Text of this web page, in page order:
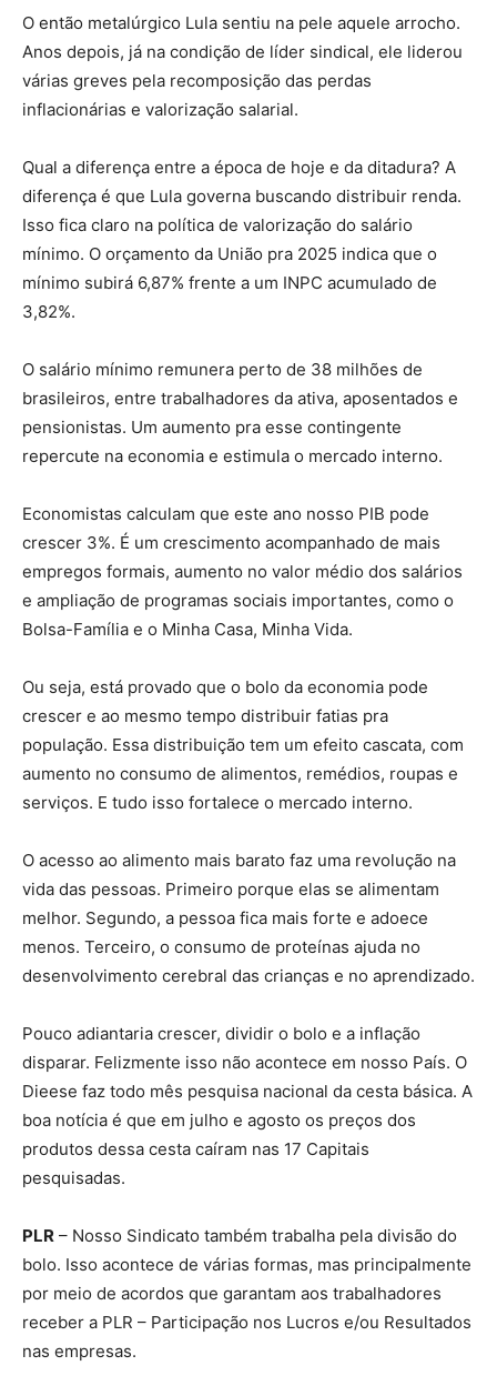
O então metalúrgico Lula sentiu na pele aquele arrocho.
Anos depois, já na condição de líder sindical, ele liderou
várias greves pela recomposição das perdas
inflacionárias e valorização salarial.
Qual a diferença entre a época de hoje e da ditadura? A
diferença é que Lula governa buscando distribuir renda.
Isso fica claro na política de valorização do salário
mínimo. O orçamento da União pra 2025 indica que o
mínimo subirá 6,87% frente a um INPC acumulado de
3,82%.
O salário mínimo remunera perto de 38 milhões de
brasileiros, entre trabalhadores da ativa, aposentados e
pensionistas. Um aumento pra esse contingente
repercute na economia e estimula o mercado interno.
Economistas calculam que este ano nosso PIB pode
crescer 3%. É um crescimento acompanhado de mais
empregos formais, aumento no valor médio dos salários
e ampliação de programas sociais importantes, como o
Bolsa-Família e o Minha Casa, Minha Vida.
Ou seja, está provado que o bolo da economia pode
crescer e ao mesmo tempo distribuir fatias pra
população. Essa distribuição tem um efeito cascata, com
aumento no consumo de alimentos, remédios, roupas e
serviços. E tudo isso fortalece o mercado interno.
O acesso ao alimento mais barato faz uma revolução na
vida das pessoas. Primeiro porque elas se alimentam
melhor. Segundo, a pessoa fica mais forte e adoece
menos. Terceiro, o consumo de proteínas ajuda no
desenvolvimento cerebral das crianças e no aprendizado.
Pouco adiantaria crescer, dividir o bolo e a inflação
disparar. Felizmente isso não acontece em nosso País. O
Dieese faz todo mês pesquisa nacional da cesta básica. A
boa notícia é que em julho e agosto os preços dos
produtos dessa cesta caíram nas 17 Capitais
pesquisadas.
PLR – Nosso Sindicato também trabalha pela divisão do
bolo. Isso acontece de várias formas, mas principalmente
por meio de acordos que garantam aos trabalhadores
receber a PLR – Participação nos Lucros e/ou Resultados
nas empresas.